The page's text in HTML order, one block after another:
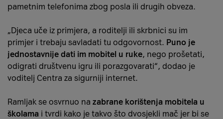
pametnim telefonima zbog posla ili drugih obveza.
„Djeca uče iz primjera, a roditelji ili skrbnici su im
primjer i trebaju savladati tu odgovornost. Puno je
jednostavnije dati im mobitel u ruke, nego prošetati,
odigrati društvenu igru ili porazgovarati“, dodao je
voditelj Centra za sigurniji internet.
Ramljak se osvrnuo na zabrane korištenja mobitela u
školama i tvrdi kako je takvo što dvosjekli mač jer bi se